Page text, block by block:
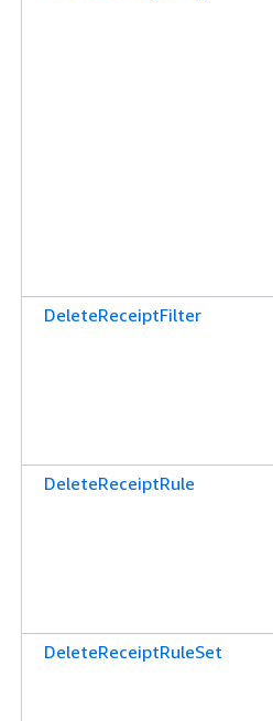
DeleteReceiptFilter
DeleteReceiptRule
DeleteReceiptRuleSet